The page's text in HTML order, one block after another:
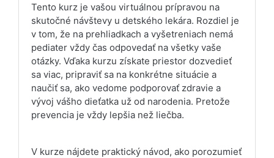
Tento kurz je vašou virtuálnou prípravou na
skutočné návštevy u detského lekára. Rozdiel je
v tom, že na prehliadkach a vyšetreniach nemá
pediater vždy čas odpovedať na všetky vaše
otázky. Vďaka kurzu získate priestor dozvedieť
sa viac, pripraviť sa na konkrétne situácie a
naučiť sa, ako vedome podporovať zdravie a
vývoj vášho dieťatka už od narodenia. Pretože
prevencia je vždy lepšia než liečba.
V kurze nájdete praktický návod, ako porozumieť